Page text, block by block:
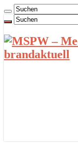
brandaktuell